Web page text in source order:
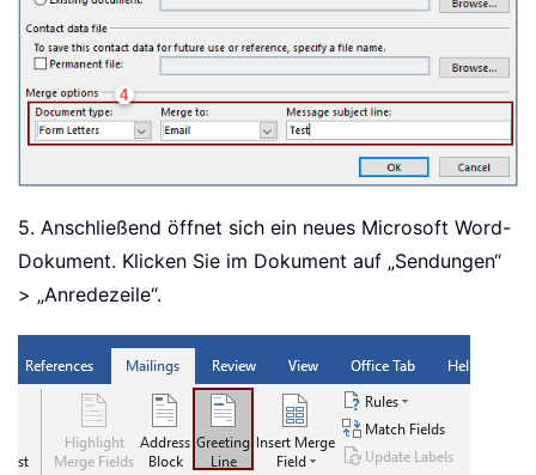
5. Anschließend öffnet sich ein neues Microsoft Word-
Dokument. Klicken Sie im Dokument auf „Sendungen“
> „Anredezeile“.